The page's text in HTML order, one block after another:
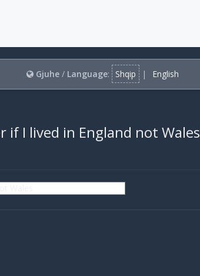
Gjuhe / Language: Shqip | English
if I lived in England not Wales